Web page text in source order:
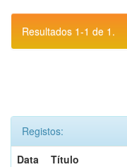
Resultados 1-1 de 1.
Registos:
Data
Título